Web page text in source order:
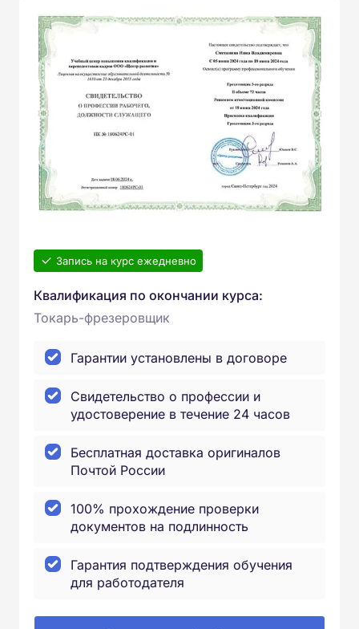
Запись на курс ежедневно
Квалификация по окончании курса:
Токарь-фрезеровщик
Гарантии установлены в договоре
Свидетельство о профессии и
удостоверение в течение 24 часов
Бесплатная доставка оригиналов
Почтой России
100% прохождение проверки
документов на подлинность
Гарантия подтверждения обучения
для работодателя